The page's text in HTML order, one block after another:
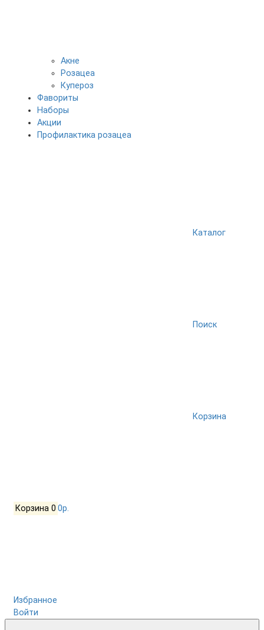
Акне
Розацеа
Купероз
Фавориты
Наборы
Акции
Профилактика розацеа
Каталог
Поиск
Корзина
Корзина 0 0р.
Избранное
Войти